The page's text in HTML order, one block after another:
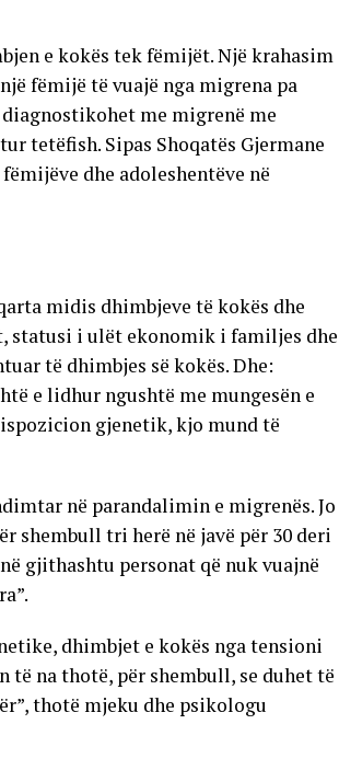
e kokës tek fëmijët. Një krahasim
fëmijë të vuajë nga migrena pa
me migrenë me
tetëfish. Sipas Shoqatës Gjermane
dhe adoleshentëve në
midis dhimbjeve të kokës dhe
statusi i ulët ekonomik i familjes dhe
të dhimbjes së kokës. Dhe:
e lidhur ngushtë me mungesën e
gjenetik, kjo mund të
në parandalimin e migrenës. Jo
shembull tri herë në javë për 30 deri
gjithashtu personat që nuk vuajnë
dhimbjet e kokës nga tensioni
të na thotë, për shembull, se duhet të
thotë mjeku dhe psikologu